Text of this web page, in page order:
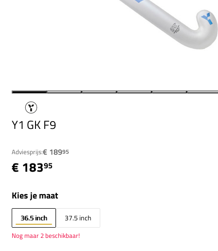
Y1 GK F9
Adviesprijs:€ 18995
€ 18395
Kies je maat
36.5 inch 37.5 inch
Nog maar 2 beschikbaar!